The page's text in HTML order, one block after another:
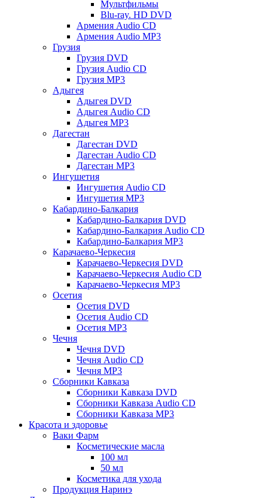
Мультфильмы
Blu-ray. HD DVD
Армения Audio CD
Армения Audio MP3
Грузия
Грузия DVD
Грузия Audio CD
Грузия MP3
Адыгея
Адыгея DVD
Адыгея Audio CD
Адыгея MP3
Дагестан
Дагестан DVD
Дагестан Audio CD
Дагестан MP3
Ингушетия
Ингушетия Audio CD
Ингушетия MP3
Кабардино-Балкария
Кабардино-Балкария DVD
Кабардино-Балкария Audio CD
Кабардино-Балкария MP3
Карачаево-Черкесия
Карачаево-Черкесия DVD
Карачаево-Черкесия Audio CD
Карачаево-Черкесия MP3
Осетия
Осетия DVD
Осетия Audio CD
Осетия MP3
Чечня
Чечня DVD
Чечня Audio CD
Чечня MP3
Сборники Кавказа
Сборники Кавказа DVD
Сборники Кавказа Audio CD
Сборники Кавказа MP3
Красота и здоровье
Ваки Фарм
Косметические масла
100 мл
50 мл
Косметика для ухода
Продукция Наринэ